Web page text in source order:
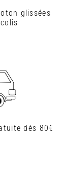
glissées
dès 80€